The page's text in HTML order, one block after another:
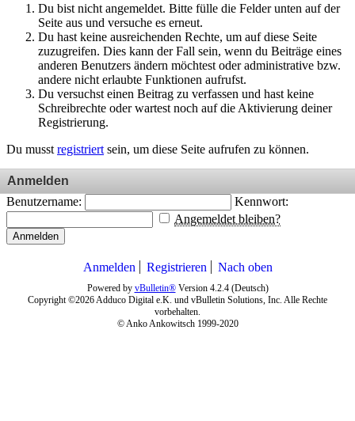
Du bist nicht angemeldet. Bitte fülle die Felder unten auf der
Seite aus und versuche es erneut.
Du hast keine ausreichenden Rechte, um auf diese Seite
zuzugreifen. Dies kann der Fall sein, wenn du Beiträge eines
anderen Benutzers ändern möchtest oder administrative bzw.
andere nicht erlaubte Funktionen aufrufst.
Du versuchst einen Beitrag zu verfassen und hast keine
Schreibrechte oder wartest noch auf die Aktivierung deiner
Registrierung.
Du musst registriert sein, um diese Seite aufrufen zu können.
Anmelden
Benutzername:
Kennwort:
Angemeldet bleiben?
Anmelden
Anmelden Registrieren Nach oben
Powered by vBulletin®Version 4.2.4 (Deutsch)
Copyright ©2026 Adduco Digital e.K. und vBulletin Solutions, Inc. Alle Rechte
vorbehalten.
© Anko Ankowitsch 1999-2020